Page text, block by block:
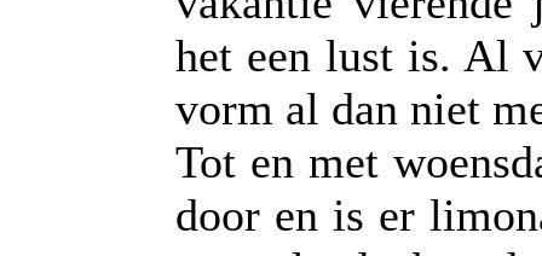
het een lust is. Al
vorm al dan niet
Tot en met
door en is er